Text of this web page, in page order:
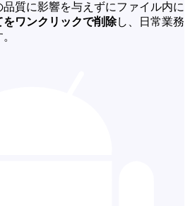
質に影響を与えずにファイル内に
ワンクリックで削除し、日常業務